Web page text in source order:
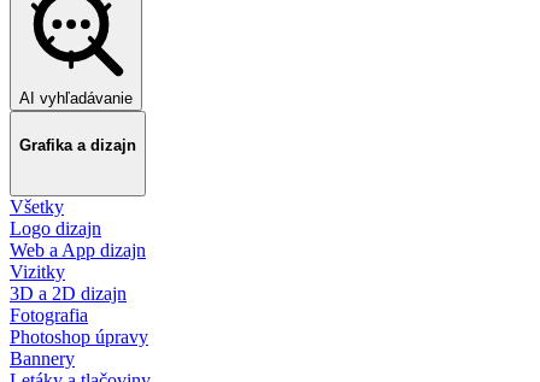
AI vyhľadávanie
Grafika a dizajn
Všetky
Logo dizajn
Web a App dizajn
Vizitky
3D a 2D dizajn
Fotografia
Photoshop úpravy
Bannery